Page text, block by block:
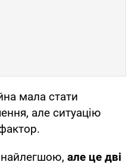
мала стати
але ситуацію
але це дві